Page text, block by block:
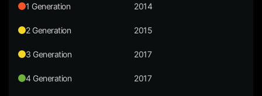
1 Generation 2014
2 Generation 2015
3 Generation 2017
4 Generation 2017